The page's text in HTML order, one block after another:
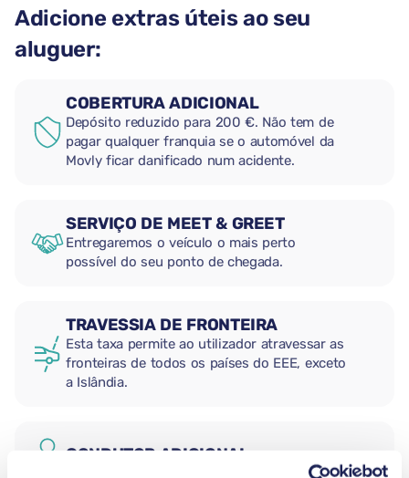
Adicione extras úteis ao seu
aluguer:
COBERTURA ADICIONAL
Depósito reduzido para 200 €. Não tem de
pagar qualquer franquia se o automóvel da
Movly ficar danificado num acidente.
SERVIÇO DE MEET & GREET
Entregaremos o veículo o mais perto
possível do seu ponto de chegada.
TRAVESSIA DE FRONTEIRA
Esta taxa permite ao utilizador atravessar as
fronteiras de todos os países do EEE, exceto
a Islândia.
CONDUTOR ADICIONAL